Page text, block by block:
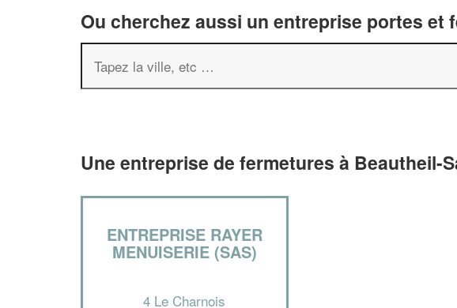
Ou cherchez aussi un entreprise portes
Une entreprise de fermetures à Beautheil-
ENTREPRISE RAYER
MENUISERIE (SAS)
4 Le Charnois